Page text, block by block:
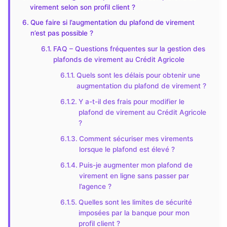
virement selon son profil client ?
Que faire si l’augmentation du plafond de virement
n’est pas possible ?
FAQ – Questions fréquentes sur la gestion des
plafonds de virement au Crédit Agricole
Quels sont les délais pour obtenir une
augmentation du plafond de virement ?
Y a-t-il des frais pour modifier le
plafond de virement au Crédit Agricole
?
Comment sécuriser mes virements
lorsque le plafond est élevé ?
Puis-je augmenter mon plafond de
virement en ligne sans passer par
l’agence ?
Quelles sont les limites de sécurité
imposées par la banque pour mon
profil client ?